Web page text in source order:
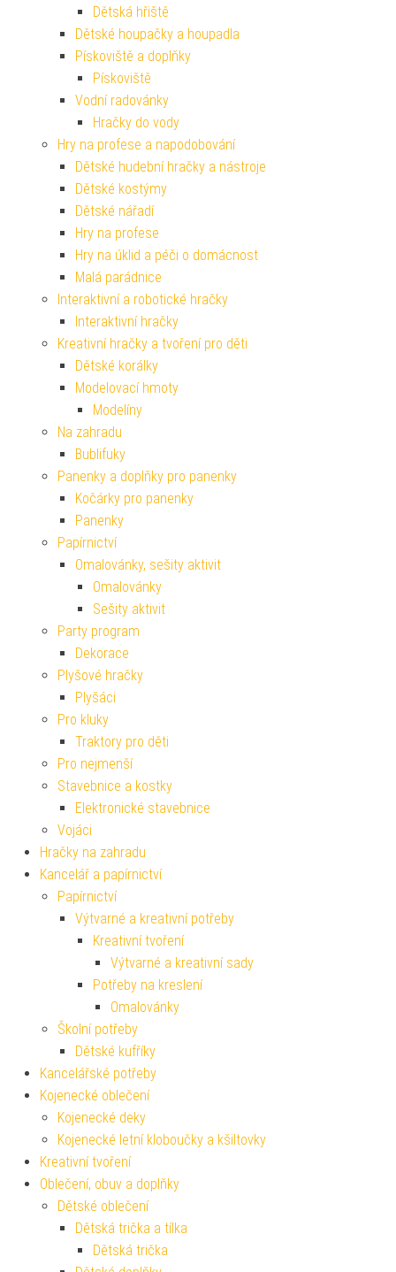
Dětská hřiště
Dětské houpačky a houpadla
Pískoviště a doplňky
Pískoviště
Vodní radovánky
Hračky do vody
Hry na profese a napodobování
Dětské hudební hračky a nástroje
Dětské kostýmy
Dětské nářadí
Hry na profese
Hry na úklid a péči o domácnost
Malá parádnice
Interaktivní a robotické hračky
Interaktivní hračky
Kreativní hračky a tvoření pro děti
Dětské korálky
Modelovací hmoty
Modelíny
Na zahradu
Bublifuky
Panenky a doplňky pro panenky
Kočárky pro panenky
Panenky
Papírnictví
Omalovánky, sešity aktivit
Omalovánky
Sešity aktivit
Party program
Dekorace
Plyšové hračky
Plyšáci
Pro kluky
Traktory pro děti
Pro nejmenší
Stavebnice a kostky
Elektronické stavebnice
Vojáci
Hračky na zahradu
Kancelář a papírnictví
Papírnictví
Výtvarné a kreativní potřeby
Kreativní tvoření
Výtvarné a kreativní sady
Potřeby na kreslení
Omalovánky
Školní potřeby
Dětské kufříky
Kancelářské potřeby
Kojenecké oblečení
Kojenecké deky
Kojenecké letní kloboučky a kšiltovky
Kreativní tvoření
Oblečení, obuv a doplňky
Dětské oblečení
Dětská trička a tílka
Dětská trička